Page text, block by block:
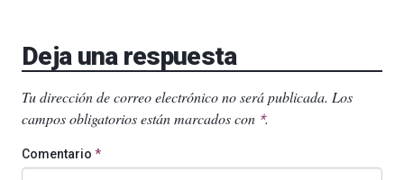
Deja una respuesta
Tu dirección de correo electrónico no será publicada. Los
campos obligatorios están marcados con *.
Comentario *